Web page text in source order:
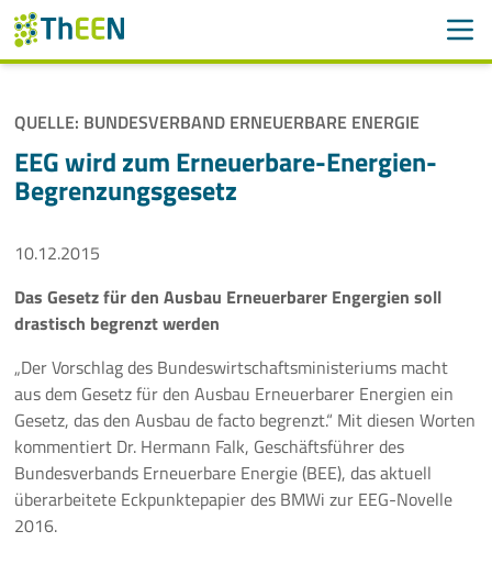
Navigation überspringen
ThEEN
Services
Mitglieder
Aktivitäten
Veranstaltungen
Aktuelles
Meldungen
Pressemeldungen
QUELLE: BUNDESVERBAND ERNEUERBARE ENERGIE
EEG wird zum Erneuerbare-Energien-
Begrenzungsgesetz
10.12.2015
Das Gesetz für den Ausbau Erneuerbarer Engergien soll
drastisch begrenzt werden
„Der Vorschlag des Bundeswirtschaftsministeriums macht
aus dem Gesetz für den Ausbau Erneuerbarer Energien ein
Gesetz, das den Ausbau de facto begrenzt.“ Mit diesen Worten
kommentiert Dr. Hermann Falk, Geschäftsführer des
Bundesverbands Erneuerbare Energie (BEE), das aktuell
überarbeitete Eckpunktepapier des BMWi zur EEG-Novelle
2016.